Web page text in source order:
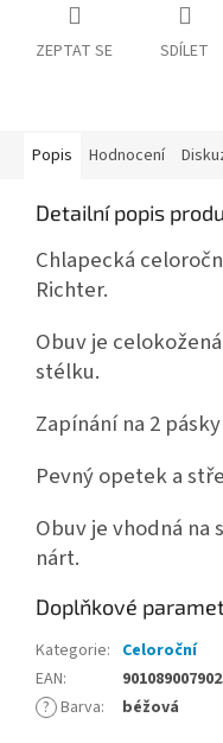
ZEPTAT SE SDÍLET
Popis Hodnocení
Detailní popis
Chlapecká
Richter.
Obuv je
stélku.
Zapínání na 2
Pevný opetek a
Obuv je vhodná
nárt.
Doplňkové
Kategorie: Celoroční
EAN:
? Barva: béžová